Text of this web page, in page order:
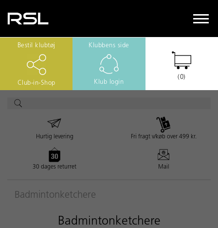
Bestil klubtøj
Club-in-Shop
Klubbens side
Klub login
(0)
Hurtig levering Fri fragt v/køb over 499 kr.
30 dages returret Mail
Badmintonketchere
Badmintonketchere